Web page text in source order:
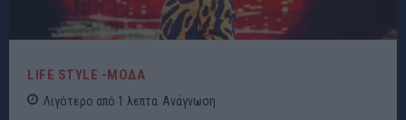
LIFE STYLE -ΜΌΔΑ
Λιγότερο από 1 λεπτα Ανάγνωση